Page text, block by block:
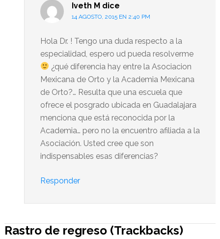
Iveth M dice
14 AGOSTO, 2015 EN 2:40 PM
Hola Dr. ! Tengo una duda respecto a la
especialidad, espero ud pueda resolverme
¿qué diferencia hay entre la Asociacion
Mexicana de Orto y la Academia Mexicana
de Orto?… Resulta que una escuela que
ofrece el posgrado ubicada en Guadalajara
menciona que está reconocida por la
Academia… pero no la encuentro afiliada a la
Asociación. Usted cree que son
indispensables esas diferencias?
Responder
Rastro de regreso (Trackbacks)